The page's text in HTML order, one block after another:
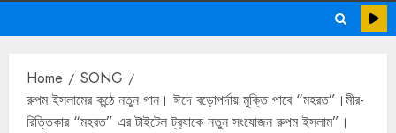
Home
SONG
রুপম ইসলামের কন্ঠে নতুন গান। ঈদে বড়োপর্দায় মুক্তি পাবে “মহরত”।মীর-
রিত্তিকার “মহরত” এর টাইটেল ট্র‍্যাকে নতুন সংযোজন রুপম ইসলাম”।